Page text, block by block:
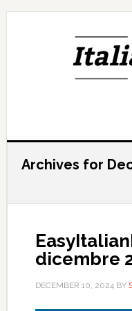
Archives for
dicembre
DECEMBER 10, 2024BY